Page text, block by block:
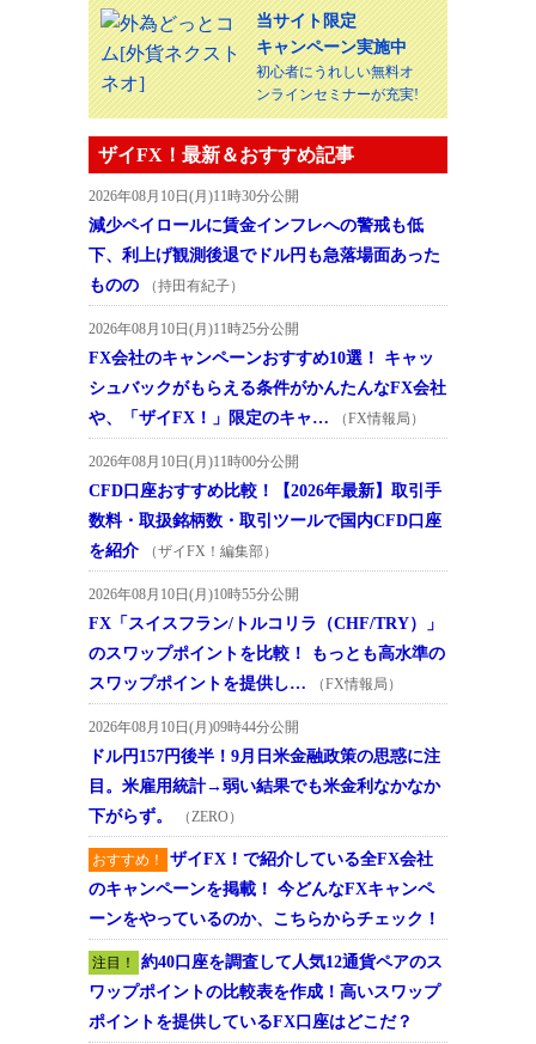
当サイト限定
キャンペーン実施中
初心者にうれしい無料オ
ンラインセミナーが充実!
ザイFX！最新＆おすすめ記事
2026年08月10日(月)11時30分公開
減少ペイロールに賃金インフレへの警戒も低
下、利上げ観測後退でドル円も急落場面あった
ものの
（持田有紀子）
2026年08月10日(月)11時25分公開
FX会社のキャンペーンおすすめ10選！ キャッ
シュバックがもらえる条件がかんたんなFX会社
や、「ザイFX！」限定のキャ…
（FX情報局）
2026年08月10日(月)11時00分公開
CFD口座おすすめ比較！【2026年最新】取引手
数料・取扱銘柄数・取引ツールで国内CFD口座
を紹介
（ザイFX！編集部）
2026年08月10日(月)10時55分公開
FX「スイスフラン/トルコリラ（CHF/TRY）」
のスワップポイントを比較！ もっとも高水準の
スワップポイントを提供し…
（FX情報局）
2026年08月10日(月)09時44分公開
ドル円157円後半！9月日米金融政策の思惑に注
目。米雇用統計→弱い結果でも米金利なかなか
下がらず。
（ZERO）
おすすめ！
ザイFX！で紹介している全FX会社
のキャンペーンを掲載！ 今どんなFXキャンペ
ーンをやっているのか、こちらからチェック！
注目！
約40口座を調査して人気12通貨ペアのス
ワップポイントの比較表を作成！高いスワップ
ポイントを提供しているFX口座はどこだ？